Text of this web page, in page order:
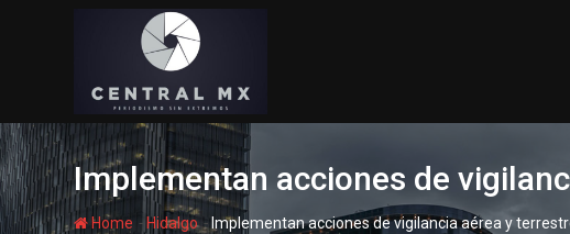
Implementan acciones de
Home - Hidalgo- Implementan acciones de vigilancia aérea y